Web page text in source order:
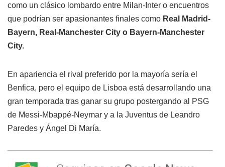
como un clásico lombardo entre Milan-Inter o encuentros
que podrían ser apasionantes finales como Real Madrid-
Bayern, Real-Manchester City o Bayern-Manchester
City.
En apariencia el rival preferido por la mayoría sería el
Benfica, pero el equipo de Lisboa está desarrollando una
gran temporada tras ganar su grupo postergando al PSG
de Messi-Mbappé-Neymar y a la Juventus de Leandro
Paredes y Ángel Di María.